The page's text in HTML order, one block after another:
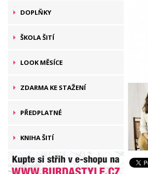
DOPLŇKY
ŠKOLA ŠITÍ
LOOK MĚSÍCE
ZDARMA KE STAŽENÍ
PŘEDPLATNÉ
KNIHA ŠITÍ